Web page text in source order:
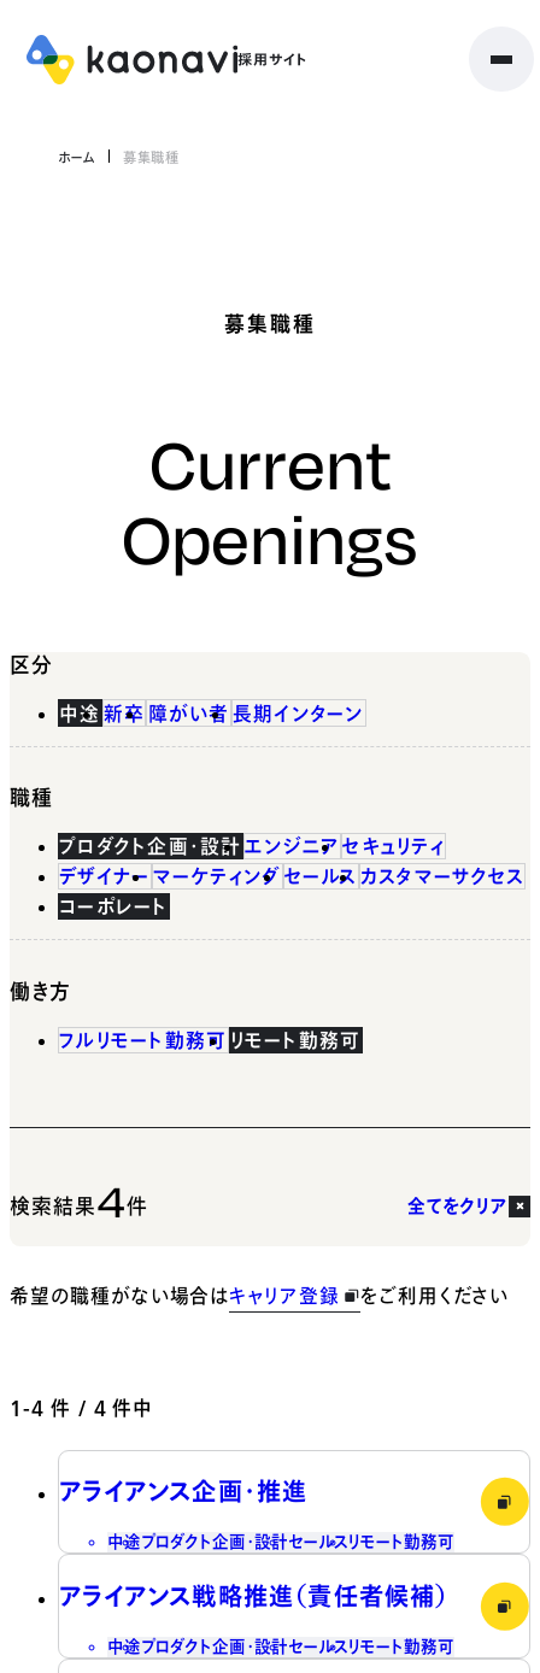
ホーム 募集職種
募集職種
Current
Openings
区分
中途 新卒 障がい者 長期インターン
職種
プロダクト企画・設計 エンジニア セキュリティ
デザイナー マーケティング セールス カスタマーサクセス
コーポレート
働き方
フルリモート勤務可 リモート勤務可
検索結果4件 全てをクリア
希望の職種がない場合はキャリア登録 をご利用ください
1-4 件 / 4 件中
アライアンス企画・推進
中途プロダクト企画・設計セールスリモート勤務可
アライアンス戦略推進（責任者候補）
中途プロダクト企画・設計セールス リモート勤務可